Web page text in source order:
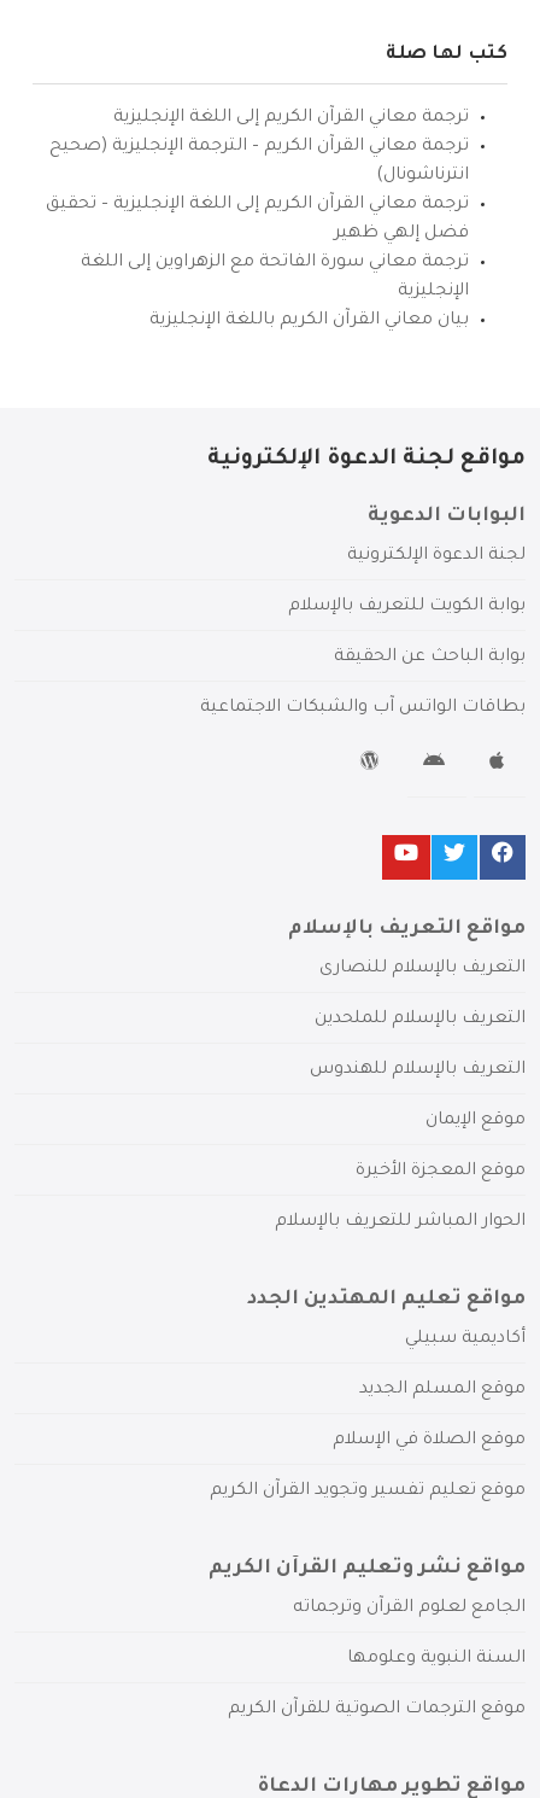
كتب لها صلة
ترجمة معاني القرآن الكريم إلى اللغة الإنجليزية
ترجمة معاني القرآن الكريم – الترجمة الإنجليزية (صحيح
انترناشونال)
ترجمة معاني القرآن الكريم إلى اللغة الإنجليزية – تحقيق
فضل إلهي ظهير
ترجمة معاني سورة الفاتحة مع الزهراوين إلى اللغة
الإنجليزية
بيان معاني القرآن الكريم باللغة الإنجليزية
مواقع لجنة الدعوة الإلكترونية
البوابات الدعوية
لجنة الدعوة الإلكترونية
بوابة الكويت للتعريف بالإسلام
بوابة الباحث عن الحقيقة
بطاقات الواتس آب والشبكات الاجتماعية
مواقع التعريف بالإسلام
التعريف بالإسلام للنصارى
التعريف بالإسلام للملحدين
التعريف بالإسلام للهندوس
موقع الإيمان
موقع المعجزة الأخيرة
الحوار المباشر للتعريف بالإسلام
مواقع تعليم المهتدين الجدد
أكاديمية سبيلي
موقع المسلم الجديد
موقع الصلاة في الإسلام
موقع تعليم تفسير وتجويد القرآن الكريم
مواقع نشر وتعليم القرآن الكريم
الجامع لعلوم القرآن وترجماته
السنة النبوية وعلومها
موقع الترجمات الصوتية للقرآن الكريم
مواقع تطوير مهارات الدعاة